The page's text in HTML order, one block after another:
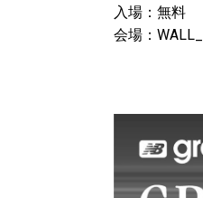
入場：無料
会場：